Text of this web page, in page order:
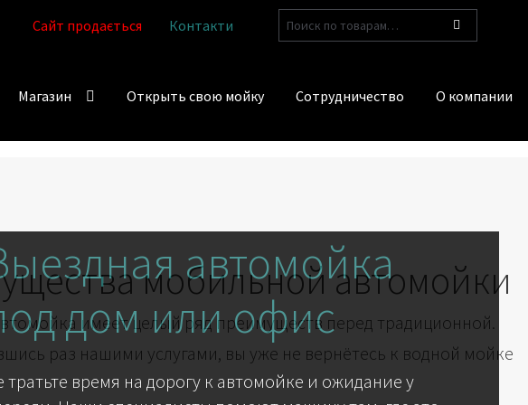
Сайт продається Контакти Искать:
Магазин Открыть свою мойку Сотрудничество О компании
автомойка
дом или офис
тратьте время на дорогу к автомойке и ожидание у
мобильной автомойки
имеет целый ряд преимуществ перед традиционной.
раз нашими услугами, вы уже не вернётесь к водной мойке